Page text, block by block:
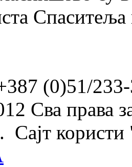
Спаситеља
(0)51/
Сва права
Сајт